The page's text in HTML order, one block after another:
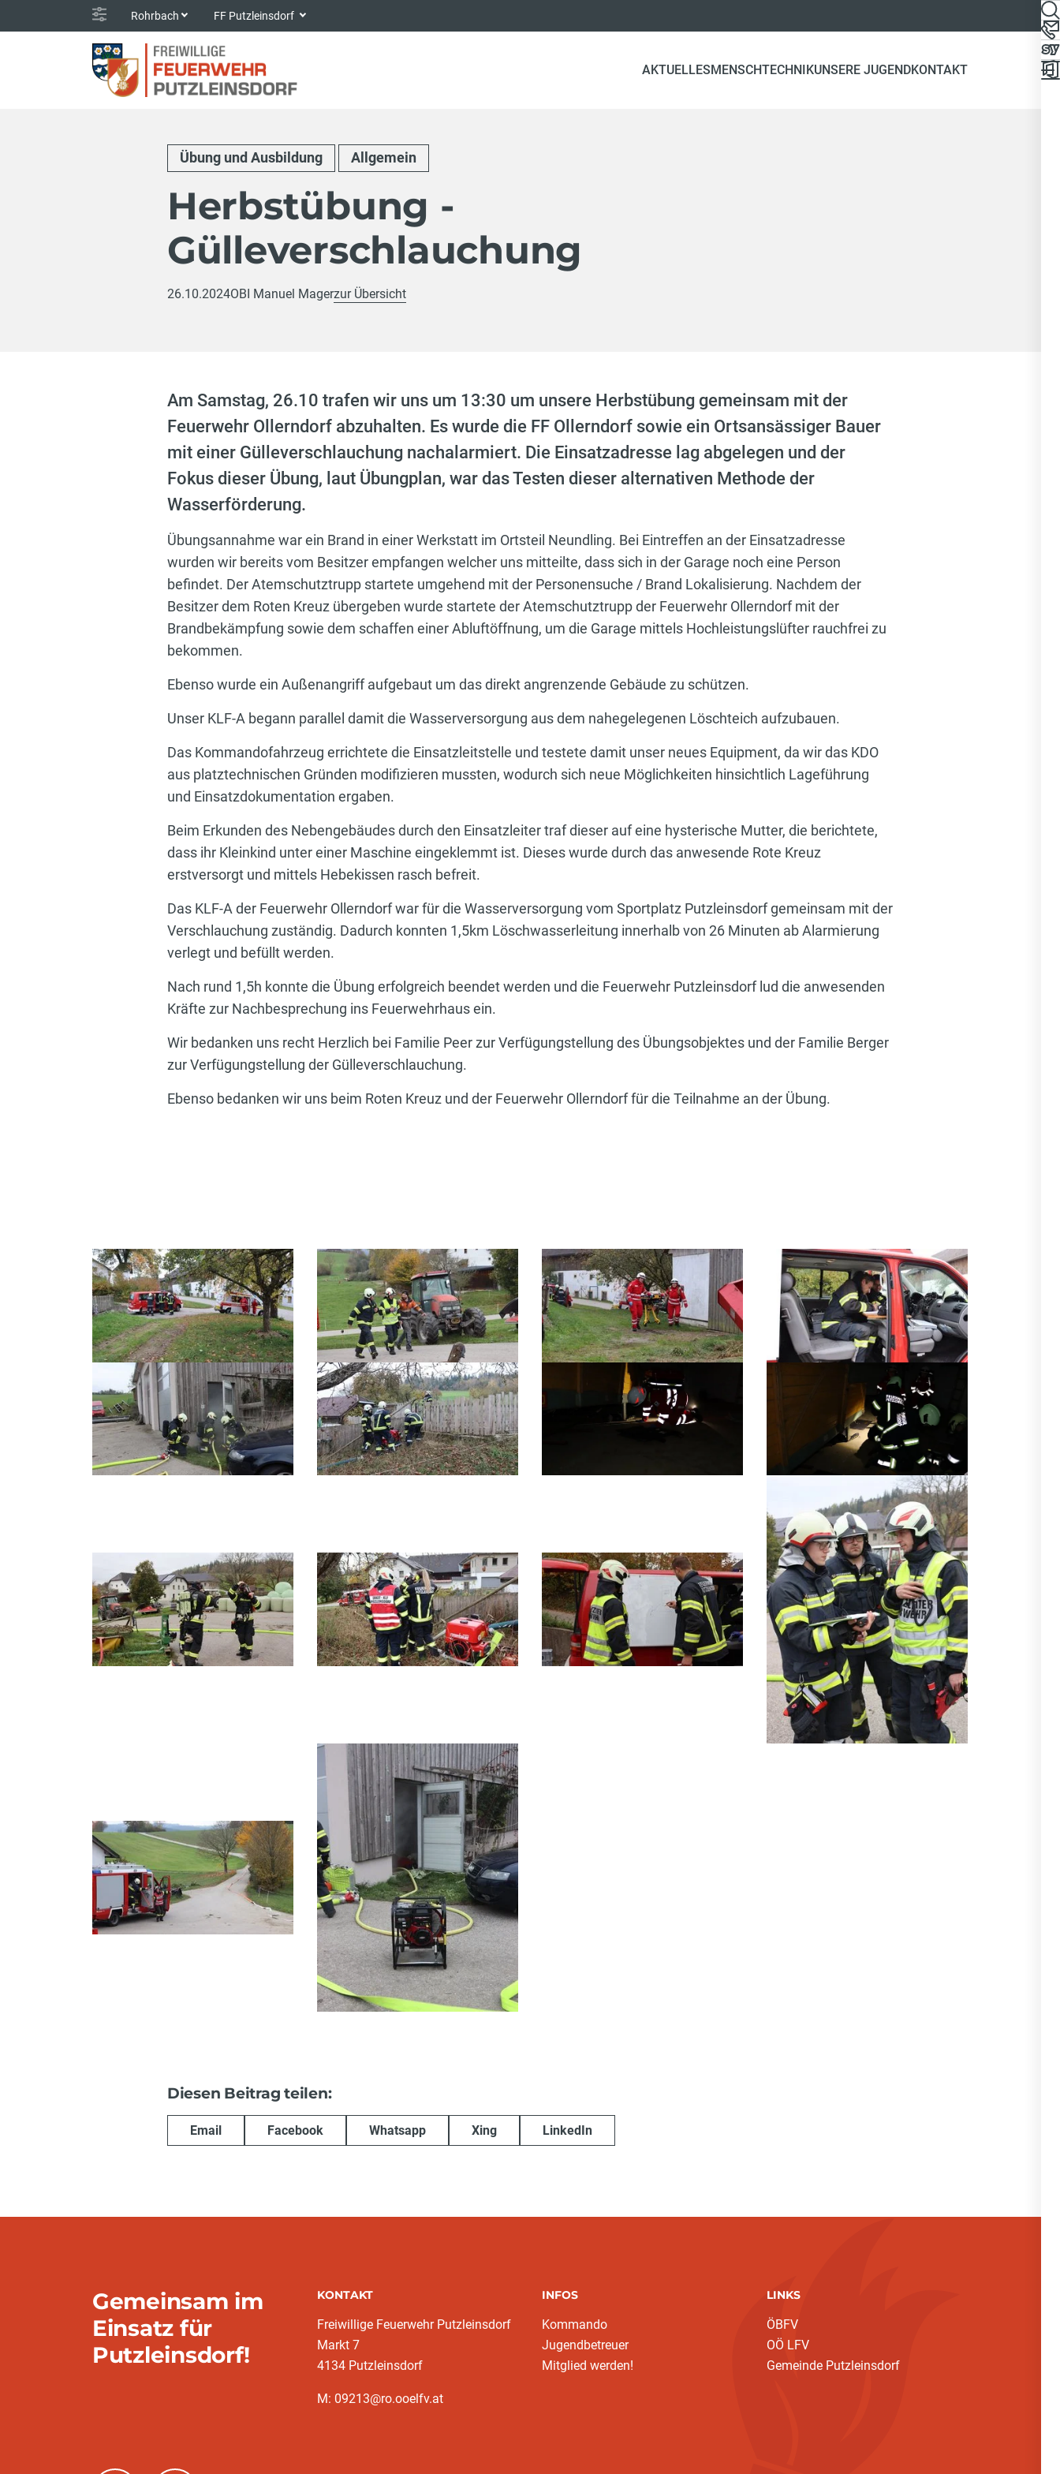
Rohrbach FF Putzleinsdorf
AKTUELLESMENSCHTECHNIKUNSERE JUGENDKONTAKT
Übung und Ausbildung Allgemein
Herbstübung -
Gülleverschlauchung
26.10.2024OBI Manuel Magerzur Übersicht
Am Samstag, 26.10 trafen wir uns um 13:30 um unsere Herbstübung gemeinsam mit der
Feuerwehr Ollerndorf abzuhalten. Es wurde die FF Ollerndorf sowie ein Ortsansässiger Bauer
mit einer Gülleverschlauchung nachalarmiert. Die Einsatzadresse lag abgelegen und der
Fokus dieser Übung, laut Übungplan, war das Testen dieser alternativen Methode der
Wasserförderung.
Übungsannahme war ein Brand in einer Werkstatt im Ortsteil Neundling. Bei Eintreffen an der Einsatzadresse
wurden wir bereits vom Besitzer empfangen welcher uns mitteilte, dass sich in der Garage noch eine Person
befindet. Der Atemschutztrupp startete umgehend mit der Personensuche / Brand Lokalisierung. Nachdem der
Besitzer dem Roten Kreuz übergeben wurde startete der Atemschutztrupp der Feuerwehr Ollerndorf mit der
Brandbekämpfung sowie dem schaffen einer Abluftöffnung, um die Garage mittels Hochleistungslüfter rauchfrei zu
bekommen.
Ebenso wurde ein Außenangriff aufgebaut um das direkt angrenzende Gebäude zu schützen.
Unser KLF-A begann parallel damit die Wasserversorgung aus dem nahegelegenen Löschteich aufzubauen.
Das Kommandofahrzeug errichtete die Einsatzleitstelle und testete damit unser neues Equipment, da wir das KDO
aus platztechnischen Gründen modifizieren mussten, wodurch sich neue Möglichkeiten hinsichtlich Lageführung
und Einsatzdokumentation ergaben.
Beim Erkunden des Nebengebäudes durch den Einsatzleiter traf dieser auf eine hysterische Mutter, die berichtete,
dass ihr Kleinkind unter einer Maschine eingeklemmt ist. Dieses wurde durch das anwesende Rote Kreuz
erstversorgt und mittels Hebekissen rasch befreit.
Das KLF-A der Feuerwehr Ollerndorf war für die Wasserversorgung vom Sportplatz Putzleinsdorf gemeinsam mit der
Verschlauchung zuständig. Dadurch konnten 1,5km Löschwasserleitung innerhalb von 26 Minuten ab Alarmierung
verlegt und befüllt werden.
Nach rund 1,5h konnte die Übung erfolgreich beendet werden und die Feuerwehr Putzleinsdorf lud die anwesenden
Kräfte zur Nachbesprechung ins Feuerwehrhaus ein.
Wir bedanken uns recht Herzlich bei Familie Peer zur Verfügungstellung des Übungsobjektes und der Familie Berger
zur Verfügungstellung der Gülleverschlauchung.
Ebenso bedanken wir uns beim Roten Kreuz und der Feuerwehr Ollerndorf für die Teilnahme an der Übung.
Diesen Beitrag teilen:
Email Facebook Whatsapp Xing LinkedIn
Gemeinsam im
Einsatz für
Putzleinsdorf!
KONTAKT
Freiwillige Feuerwehr Putzleinsdorf
Markt 7
4134 Putzleinsdorf
M: 09213@ro.ooelfv.at
INFOS
Kommando
Jugendbetreuer
Mitglied werden!
LINKS
ÖBFV
OÖ LFV
Gemeinde Putzleinsdorf